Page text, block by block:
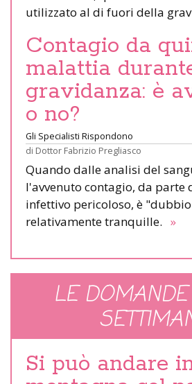
utilizzato al di fuori della
Contagio da
malattia
gravidanza: è
o no?
Gli Specialisti Rispondono
di Dottor Fabrizio Pregliasco
Quando dalle analisi del
l'avvenuto contagio, da parte
infettivo pericoloso, è
relativamente tranquille. »
LE
Si può andare